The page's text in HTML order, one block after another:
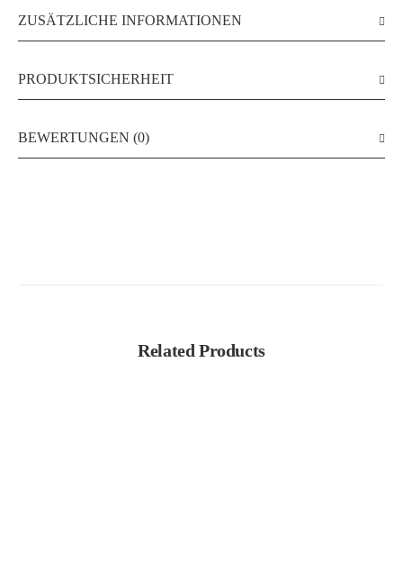
ZUSÄTZLICHE INFORMATIONEN
PRODUKTSICHERHEIT
BEWERTUNGEN (0)
Related Products